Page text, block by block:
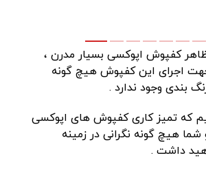
کفپوش اپوکسی بسیار مدرن ،
اجرای این کفپوش هیچ گونه
بندی وجود ندارد .
که تمیز کاری کفپوش های اپوکسی
هیچ گونه نگرانی در زمینه
داشت .